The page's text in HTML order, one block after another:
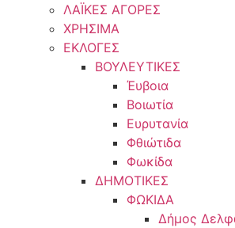
ΛΑΪΚΕΣ ΑΓΟΡΕΣ
ΧΡΗΣΙΜΑ
ΕΚΛΟΓΕΣ
ΒΟΥΛΕΥΤΙΚΕΣ
Έυβοια
Βοιωτία
Ευρυτανία
Φθιώτιδα
Φωκίδα
ΔΗΜΟΤΙΚΕΣ
ΦΩΚΙΔΑ
Δήμος